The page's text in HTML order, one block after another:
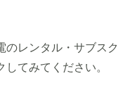
のレンタル・サブスク
てみてください。